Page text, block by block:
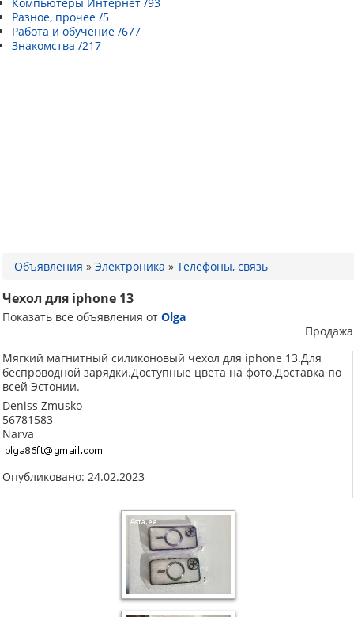
Разное, прочее /5
Работа и обучение /677
Знакомства /217
Объявления » Электроника » Телефоны, связь
Чехол для iphone 13
Показать все объявления от Olga
Продажа
Мягкий магнитный силиконовый чехол для iphone 13.Для
беспроводной зарядки.Доступные цвета на фото.Доставка по
всей Эстонии.
Deniss Zmusko
56781583
Narva
Опубликовано: 24.02.2023